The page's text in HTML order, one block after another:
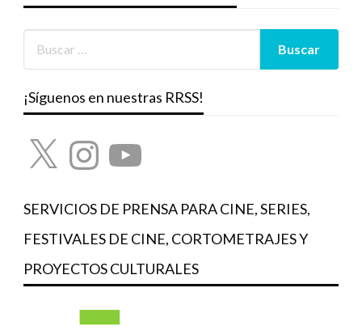
¡Síguenos en nuestras RRSS!
X InstagramYouTube
SERVICIOS DE PRENSA PARA CINE, SERIES,
FESTIVALES DE CINE, CORTOMETRAJES Y
PROYECTOS CULTURALES